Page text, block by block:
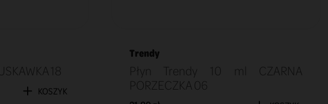
18
KOSZYK
Trendy
Płyn Trendy 10 ml CZARNA
PORZECZKA 06